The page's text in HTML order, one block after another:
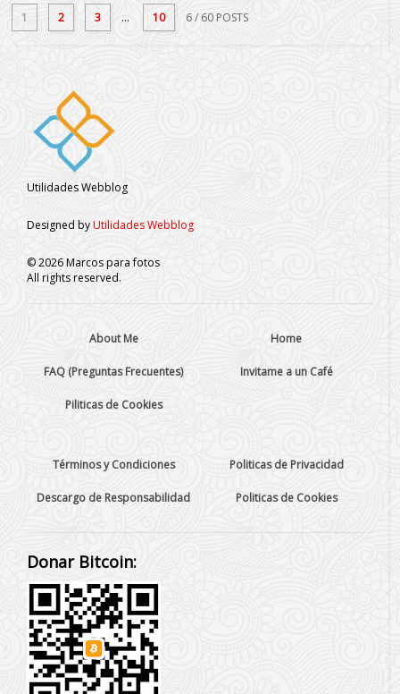
1 2 3 ... 10 6/ 60 POSTS
Utilidades Webblog
Designed byUtilidades Webblog
©2026Marcos para fotos
All rights reserved.
About Me Home
FAQ (Preguntas Frecuentes) Invitame a un Café
Piliticas de Cookies
Términos y Condiciones Politicas de Privacidad
Descargo de Responsabilidad Politicas de Cookies
Donar Bitcoin: